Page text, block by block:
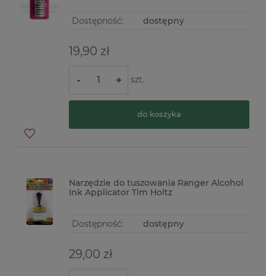
Dostępność: dostępny
19,90 zł
- + szt.
do koszyka
Narzędzie do tuszowania Ranger Alcohol
Ink Applicator Tim Holtz
Dostępność: dostępny
29,00 zł